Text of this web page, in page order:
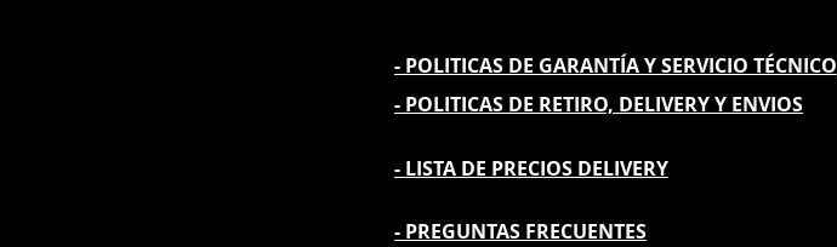
- POLITICAS DE GARANTÍAY SERVICIO TÉCNICO
- POLITICAS DE RETIRO, DELIVERY Y ENVIOS
- LISTA DE PRECIOS DELIVERY
- PREGUNTAS FRECUENTES